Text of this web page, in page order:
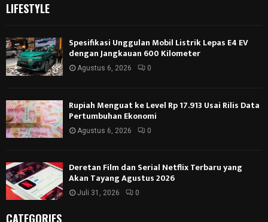
LIFESTYLE
Spesifikasi Unggulan Mobil Listrik Lepas E4 EV
dengan Jangkauan 600 Kilometer
Agustus 6, 2026 0
Rupiah Menguat ke Level Rp 17.913 Usai Rilis Data
Pertumbuhan Ekonomi
Agustus 6, 2026 0
Deretan Film dan Serial Netflix Terbaru yang
Akan Tayang Agustus 2026
Juli 31, 2026 0
CATEGORIES